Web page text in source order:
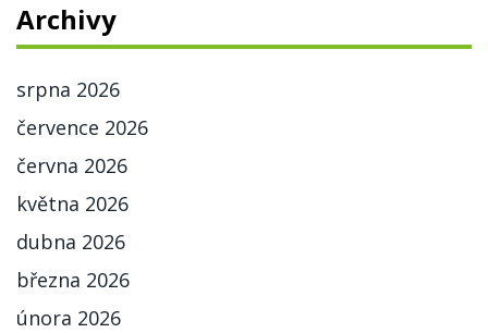
Archivy
srpna 2026
července 2026
června 2026
května 2026
dubna 2026
března 2026
února 2026